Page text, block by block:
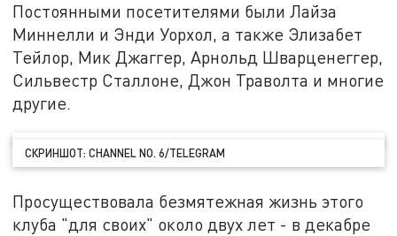
Постоянными посетителями были Лайза
Миннелли и Энди Уорхол, а также Элизабет
Тейлор, Мик Джаггер, Арнольд Шварценеггер,
Сильвестр Сталлоне, Джон Траволта и многие
другие.
СКРИНШОТ: CHANNEL NO. 6/TELEGRAM
Просуществовала безмятежная жизнь этого
клуба "для своих" около двух лет - в декабре